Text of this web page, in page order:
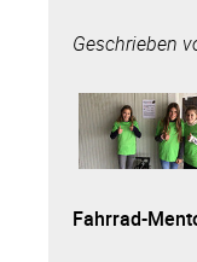
Geschrieben
Fahrrad-